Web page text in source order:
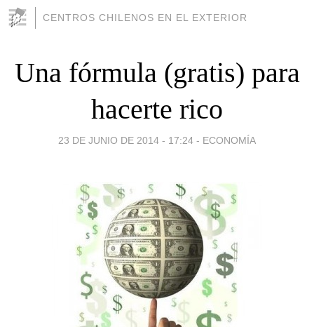
CENTROS CHILENOS EN EL EXTERIOR
Una fórmula (gratis) para
hacerte rico
23 DE JUNIO DE 2014 - 17:24 - ECONOMÍA